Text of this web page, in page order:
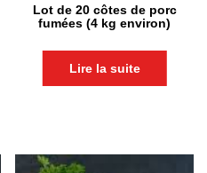
Lot de 20 côtes de porc
fumées (4 kg environ)
Lire la suite